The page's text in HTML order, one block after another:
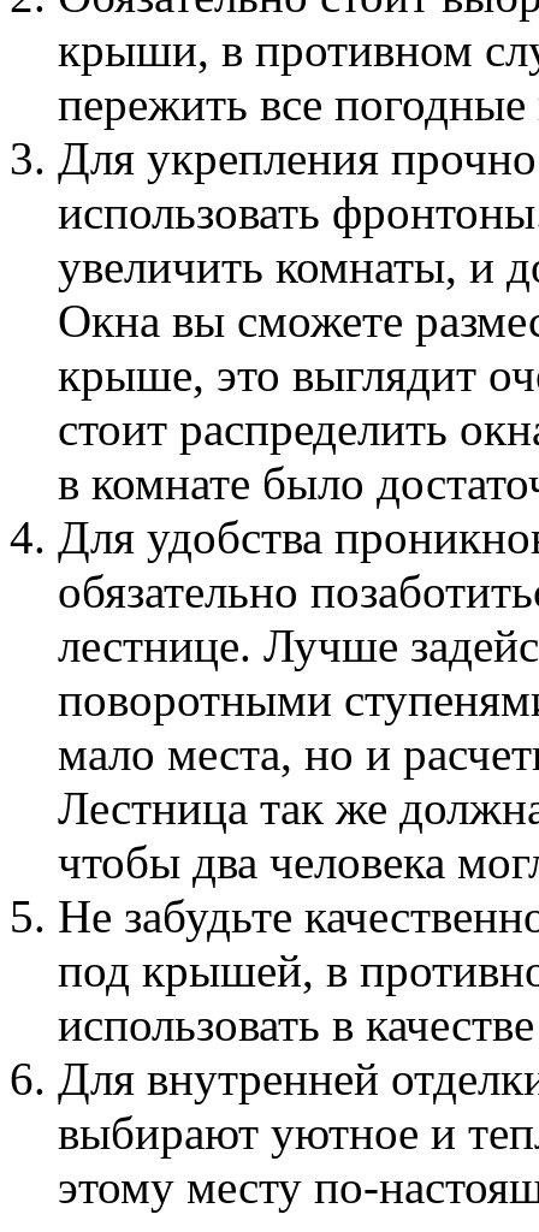
крыши, в противном
пережить все
Для укрепления
использовать
увеличить комнаты, и
Окна вы сможете
крыше, это выглядит
стоит распределить
в комнате было
Для удобства
обязательно
лестнице. Лучше
поворотными
мало места, но и
Лестница так же
чтобы два человека
Не забудьте
под крышей, в
использовать в
Для внутренней
выбирают уютное и
этому месту по-